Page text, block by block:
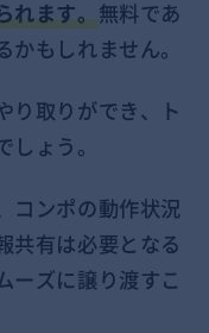
れます。無料であ
もしれません。
り取りができ、ト
ょう。
コンポの動作状況
共有は必要となる
ーズに譲り渡すこ